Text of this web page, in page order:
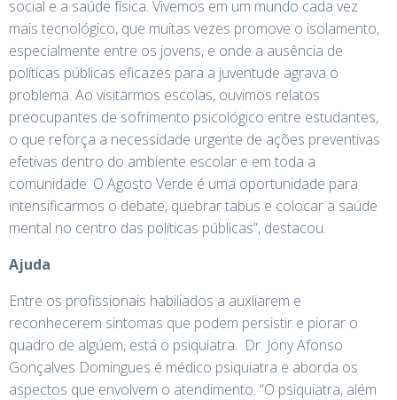
social e a saúde física. Vivemos em um mundo cada vez
mais tecnológico, que muitas vezes promove o isolamento,
especialmente entre os jovens, e onde a ausência de
políticas públicas eficazes para a juventude agrava o
problema. Ao visitarmos escolas, ouvimos relatos
preocupantes de sofrimento psicológico entre estudantes,
o que reforça a necessidade urgente de ações preventivas
efetivas dentro do ambiente escolar e em toda a
comunidade. O Agosto Verde é uma oportunidade para
intensificarmos o debate, quebrar tabus e colocar a saúde
mental no centro das políticas públicas”, destacou.
Ajuda
Entre os profissionais habiliados a auxliarem e
reconhecerem sintomas que podem persistir e piorar o
quadro de algúem, está o psiquiatra. Dr. Jony Afonso
Gonçalves Domingues é médico psiquiatra e aborda os
aspectos que envolvem o atendimento. “O psiquiatra, além